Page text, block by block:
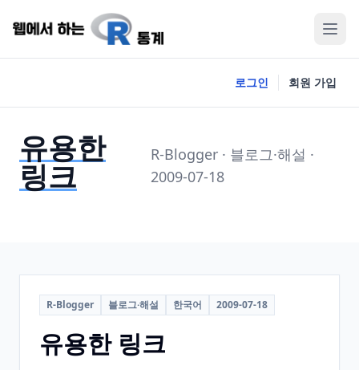
로그인 회원 가입
유용한
링크
R-Blogger · 블로그·해설 ·
2009-07-18
R-Blogger 블로그·해설 한국어 2009-07-18
유용한 링크